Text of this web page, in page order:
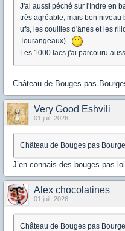
J'ai aussi péché sur l'Indre en
très agréable, mais bon niveau
ufs, les couilles d'ânes et les
Tourangeaux).
Les 1000 lacs j'ai parcouru
Château de Bouges pas
Very Good Eshvili
01 juil. 2026
Château de Bouges pas
J’en connais des bouges pas
Alex chocolatines
01 juil. 2026
Château de Bouges pas